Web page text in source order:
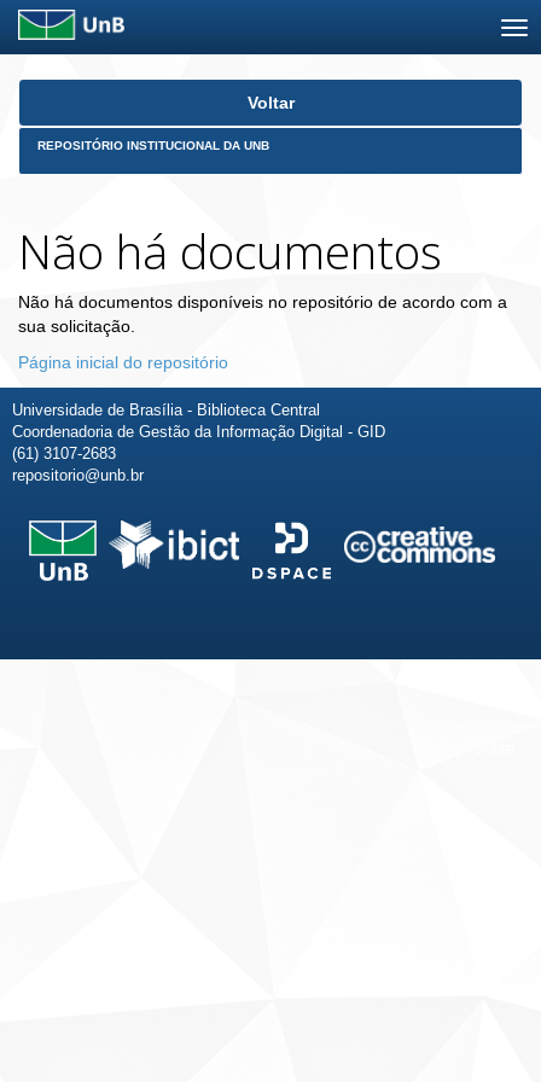
Skip
Voltar
REPOSITÓRIO INSTITUCIONAL DA UNB
Não há documentos
Não há documentos disponíveis no repositório de acordo com a
sua solicitação.
Página inicial do repositório
Universidade de Brasília - Biblioteca Central
Coordenadoria de Gestão da Informação Digital - GID
(61) 3107-2683
repositorio@unb.br